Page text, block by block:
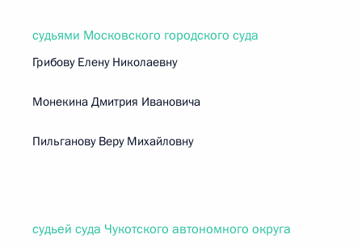
судьями Московского городского суда
Грибову Елену Николаевну
Монекина Дмитрия Ивановича
Пильганову Веру Михайловну
судьей суда Чукотского автономного округа